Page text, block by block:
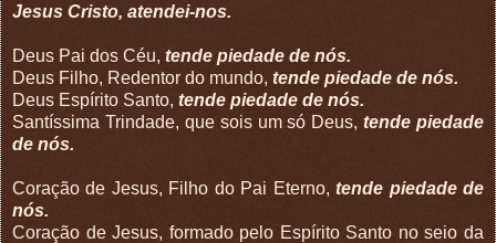
Jesus Cristo, atendei-nos.
Deus Pai dos Céu, tende piedade de nós.
Deus Filho, Redentor do mundo, tende piedade de nós.
Deus Espírito Santo, tende piedade de nós.
Santíssima Trindade, que sois um só Deus,tende piedade
de nós.
Coração de Jesus, Filho do Pai Eterno,tende piedade de
nós.
Coração de Jesus, formado pelo Espírito Santo no seio da